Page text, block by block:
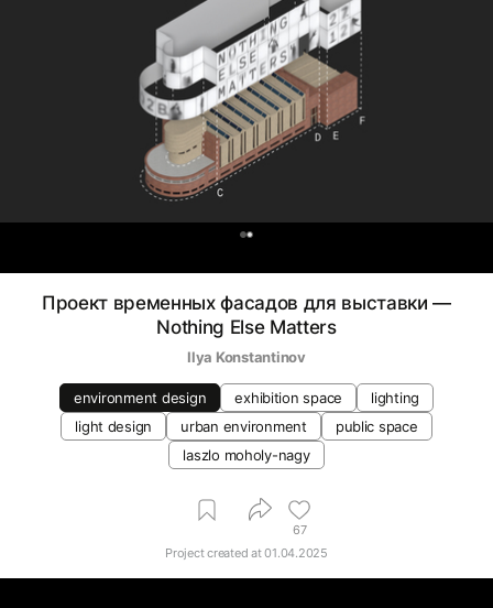
Проект временных фасадов для выставки —
Nothing Else Matters
Ilya Konstantinov
environment design exhibition space
lighting
light design
urban environment
public space
laszlo moholy-nagy
67
Project created at01.04.2025